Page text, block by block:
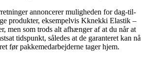
annoncerer muligheden for dag-til-
produkter, eksempelvis Kknekki Elastik –
men som trods alt afhænger af at du når at
tidspunkt, således at de garanteret kan nå
før pakkemedarbejderne tager hjem.